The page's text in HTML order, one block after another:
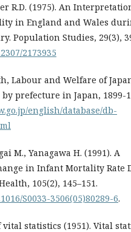
R.D. (1975). An
in England and Wales
Population Studies, 29(3),
2173935
Labour and Welfare of
prefecture in Japan, 1899-
english/database/db-
M., Yanagawa H. (1991). A
in Infant Mortality Rate
105(2), 145–151.
S0033-3506(05)80289-6.
statistics (1951). Vital